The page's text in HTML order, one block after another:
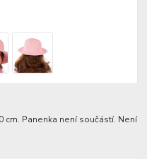
Panenka není součástí. Není